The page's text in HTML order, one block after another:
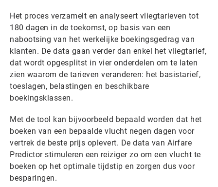
Het proces verzamelt en analyseert vliegtarieven tot
180 dagen in de toekomst, op basis van een
nabootsing van het werkelijke boekingsgedrag van
klanten. De data gaan verder dan enkel het vliegtarief,
dat wordt opgesplitst in vier onderdelen om te laten
zien waarom de tarieven veranderen: het basistarief,
toeslagen, belastingen en beschikbare
boekingsklassen.
Met de tool kan bijvoorbeeld bepaald worden dat het
boeken van een bepaalde vlucht negen dagen voor
vertrek de beste prijs oplevert. De data van Airfare
Predictor stimuleren een reiziger zo om een vlucht te
boeken op het optimale tijdstip en zorgen dus voor
besparingen.